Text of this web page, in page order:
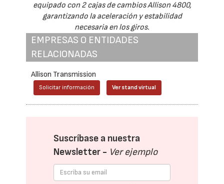
equipado con 2 cajas de cambios Allison 4800,
garantizando la aceleración y estabilidad
necesaria en los giros.
EMPRESAS O ENTIDADES
RELACIONADAS
Allison Transmission
Solicitar información Ver stand virtual
Suscríbase a nuestra
Newsletter - Ver ejemplo